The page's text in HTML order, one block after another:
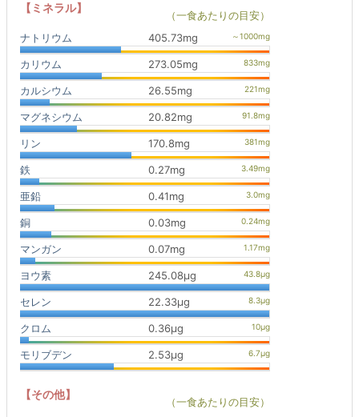
【ミネラル】
（一食あたりの目安）
ナトリウム
405.73mg
カリウム 273.05mg
カルシウム 26.55mg
マグネシウム 20.82mg
リン 170.8mg
鉄 0.27mg
亜鉛 0.41mg
銅 0.03mg
マンガン 0.07mg
ヨウ素 245.08μg
セレン 22.33μg
クロム 0.36μg
モリブデン 2.53μg
【その他】
（一食あたりの目安）